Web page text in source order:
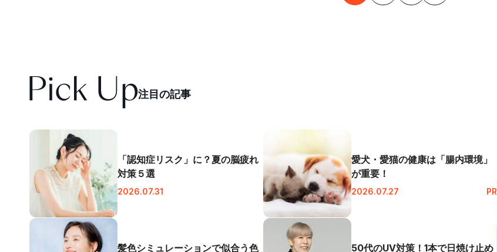
注目の記事
「認知症リスク」に？夏の脳疲れ
対策５選
2026.07.31
愛犬・愛猫の健康は「腸内環境」
が重要！
2026.07.27 PR
髪色シミュレーションで似合う色 50代のUV対策！1本で日焼け止め